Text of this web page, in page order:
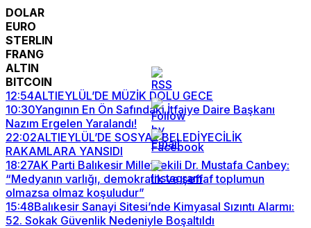
DOLAR
EURO
STERLIN
FRANG
ALTIN
BITCOIN
12:54ALTIEYLÜL’DE MÜZİK DOLU GECE
10:30Yangının En Ön Safındaki İtfaiye Daire Başkanı
Nazım Ergelen Yaralandı!
22:02ALTIEYLÜL’DE SOSYAL BELEDİYECİLİK
RAKAMLARA YANSIDI
18:27AK Parti Balıkesir Milletvekili Dr. Mustafa Canbey:
“Medyanın varlığı, demokratik ve şeffaf toplumun
olmazsa olmaz koşuludur”
15:48Balıkesir Sanayi Sitesi’nde Kimyasal Sızıntı Alarmı:
52. Sokak Güvenlik Nedeniyle Boşaltıldı